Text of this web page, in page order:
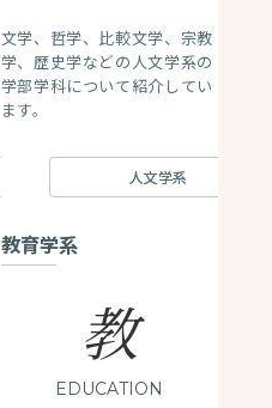
文学、哲学、比較文学、宗教
学、歴史学などの人文学系の
学部学科について紹介してい
ます。
人文学系
教育学系
教
EDUCATION